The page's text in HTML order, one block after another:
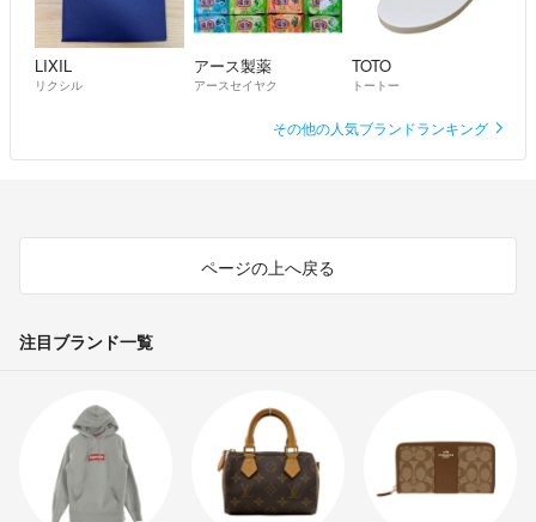
LIXIL
リクシル
アース製薬
アースセイヤク
TOTO
トートー
その他の人気ブランドランキング
ページの上へ戻る
注目ブランド一覧